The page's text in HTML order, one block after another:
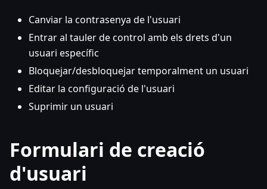
Canviar la contrasenya de l'usuari
Entrar al tauler de control amb els drets d'un
usuari específic
Bloquejar/desbloquejar temporalment un usuari
Editar la configuració de l'usuari
Suprimir un usuari
Formulari de creació
d'usuari